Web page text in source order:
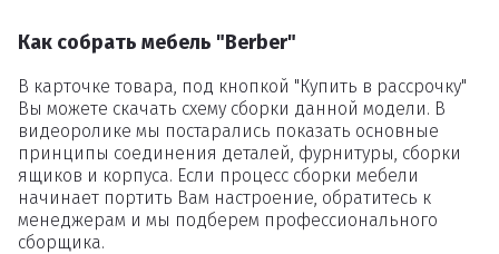
Как собрать мебель "Berber"
В карточке товара, под кнопкой "Купить в рассрочку"
Вы можете скачать схему сборки данной модели. В
видеоролике мы постарались показать основные
принципы соединения деталей, фурнитуры, сборки
ящиков и корпуса. Если процесс сборки мебели
начинает портить Вам настроение, обратитесь к
менеджерам и мы подберем профессионального
сборщика.